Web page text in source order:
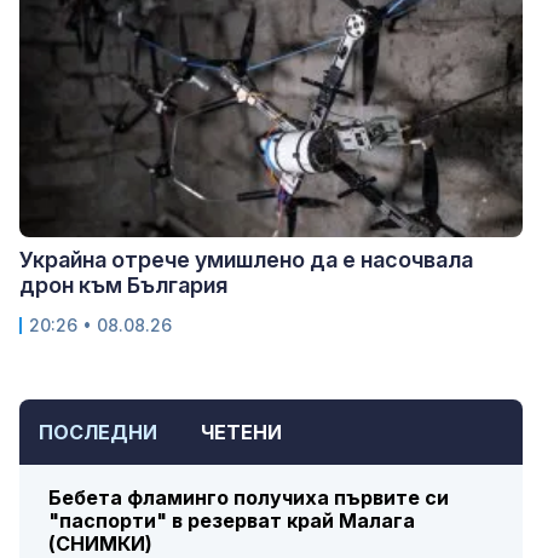
ПОСЛЕДНИ ЧЕТЕНИ
Бебета фламинго получиха първите си
"паспорти" в резерват край Малага
(СНИМКИ)
Украйна отрече умишлено да е насочвала
дрон към България
20:26 • 08.08.26